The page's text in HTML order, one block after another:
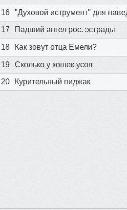
16 "Духовой иструмент" для
17 Падший ангел рос. эстрады
18 Как зовут отца Емели?
19 Сколько у кошек усов
20 Курительный пиджак